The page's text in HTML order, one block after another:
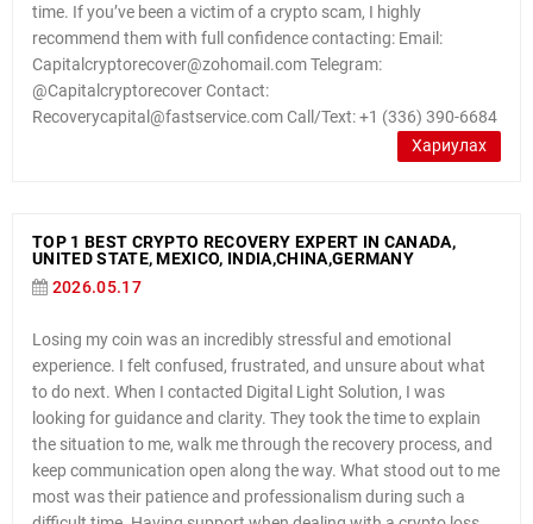
time. If you’ve been a victim of a crypto scam, I highly
recommend them with full confidence contacting: Email:
Capitalcryptorecover@zohomail.com Telegram:
@Capitalcryptorecover Contact:
Recoverycapital@fastservice.com Call/Text: +1 (336) 390-6684
Хариулах
TOP 1 BEST CRYPTO RECOVERY EXPERT IN CANADA,
UNITED STATE, MEXICO, INDIA,CHINA,GERMANY
2026.05.17
Losing my coin was an incredibly stressful and emotional
experience. I felt confused, frustrated, and unsure about what
to do next. When I contacted Digital Light Solution, I was
looking for guidance and clarity. They took the time to explain
the situation to me, walk me through the recovery process, and
keep communication open along the way. What stood out to me
most was their patience and professionalism during such a